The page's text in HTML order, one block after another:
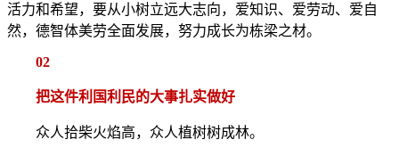
活力和希望，要从小树立远大志向，爱知识、爱劳动、爱自
然，德智体美劳全面发展，努力成长为栋梁之材。
02
把这件利国利民的大事扎实做好
众人拾柴火焰高，众人植树树成林。